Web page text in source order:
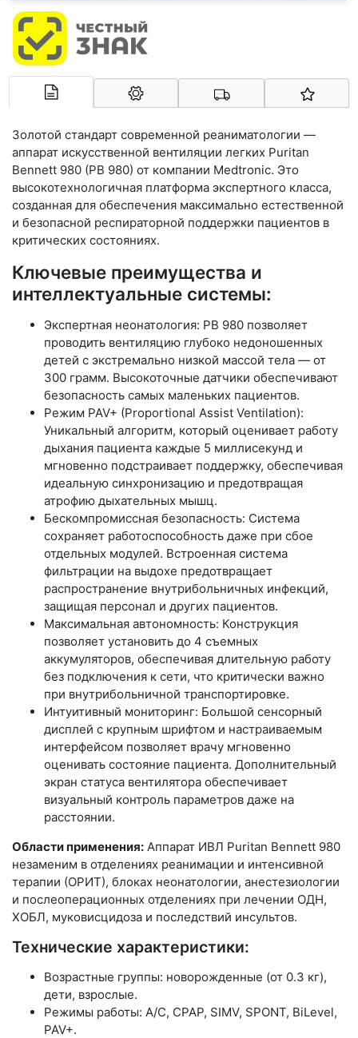
Арконт-Мед
Золотой стандарт современной реаниматологии —
аппарат искусственной вентиляции легких Puritan
Bennett 980 (PB 980) от компании Medtronic. Это
высокотехнологичная платформа экспертного класса,
созданная для обеспечения максимально естественной
и безопасной респираторной поддержки пациентов в
критических состояниях.
Ключевые преимущества и
интеллектуальные системы:
Экспертная неонатология: PB 980 позволяет
проводить вентиляцию глубоко недоношенных
детей с экстремально низкой массой тела — от
300 грамм. Высокоточные датчики обеспечивают
безопасность самых маленьких пациентов.
Режим PAV+ (Proportional Assist Ventilation):
Уникальный алгоритм, который оценивает работу
дыхания пациента каждые 5 миллисекунд и
мгновенно подстраивает поддержку, обеспечивая
идеальную синхронизацию и предотвращая
атрофию дыхательных мышц.
Бескомпромиссная безопасность: Система
сохраняет работоспособность даже при сбое
отдельных модулей. Встроенная система
фильтрации на выдохе предотвращает
распространение внутрибольничных инфекций,
защищая персонал и других пациентов.
Максимальная автономность: Конструкция
позволяет установить до 4 съемных
аккумуляторов, обеспечивая длительную работу
без подключения к сети, что критически важно
при внутрибольничной транспортировке.
Интуитивный мониторинг: Большой сенсорный
дисплей с крупным шрифтом и настраиваемым
интерфейсом позволяет врачу мгновенно
оценивать состояние пациента. Дополнительный
экран статуса вентилятора обеспечивает
визуальный контроль параметров даже на
расстоянии.
Области применения: Аппарат ИВЛ Puritan Bennett 980
незаменим в отделениях реанимации и интенсивной
терапии (ОРИТ), блоках неонатологии, анестезиологии
и послеоперационных отделениях при лечении ОДН,
ХОБЛ, муковисцидоза и последствий инсультов.
Технические характеристики:
Возрастные группы: новорожденные (от 0.3 кг),
дети, взрослые.
Режимы работы: A/C, CPAP, SIMV, SPONT, BiLevel,
PAV+.